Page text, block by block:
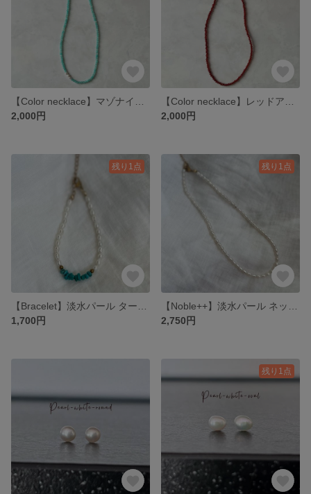
2,000円
2,000円
残り1点
1,700円
残り1点
2,750円
残り1点